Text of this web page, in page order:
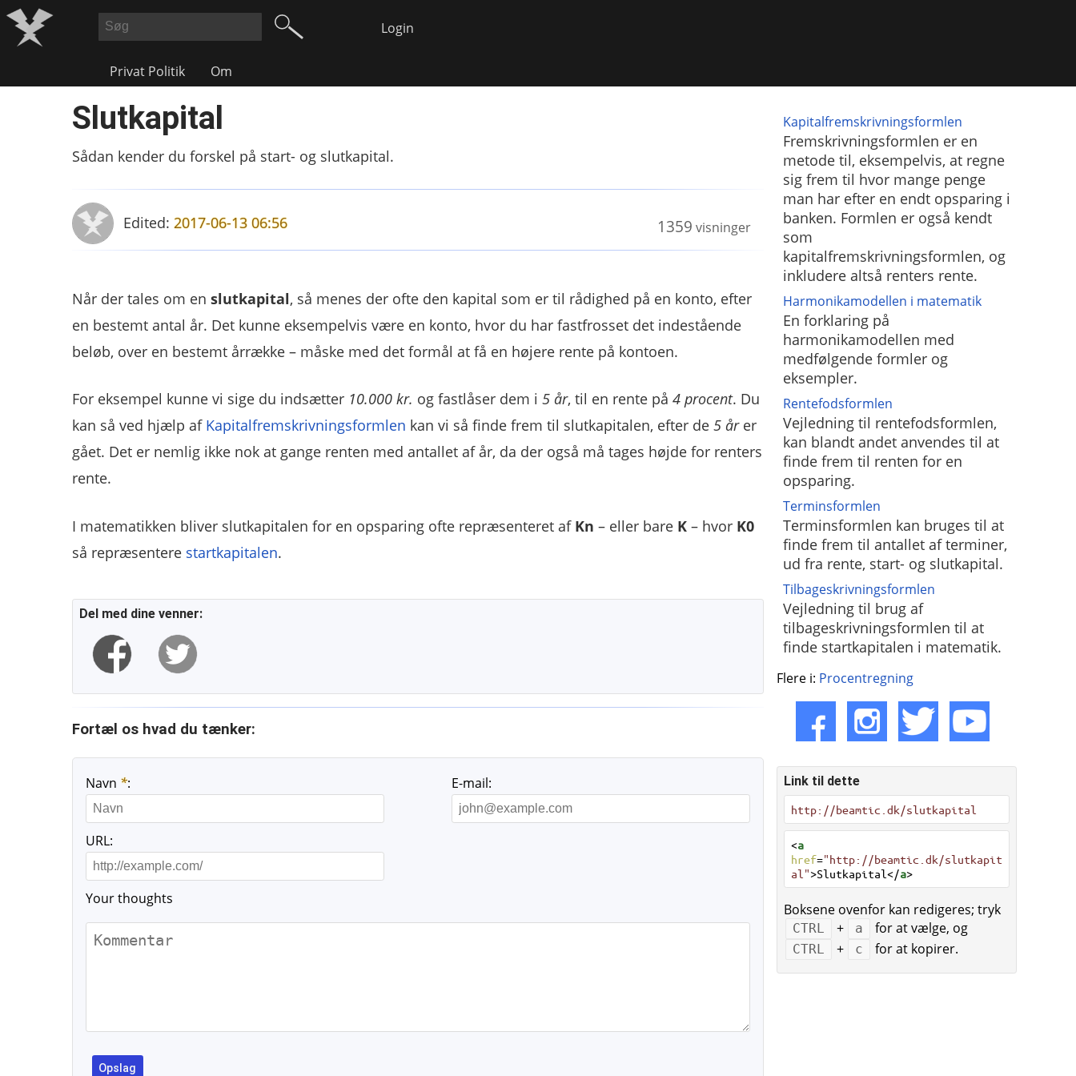
Login
Privat Politik Om
Slutkapital
Sådan kender du forskel på start- og slutkapital.
1359 visninger
Edited: 2017-06-13 06:56
Når der tales om en slutkapital, så menes der ofte den kapital som er til rådighed på en konto, efter
en bestemt antal år. Det kunne eksempelvis være en konto, hvor du har fastfrosset det indestående
beløb, over en bestemt årrække – måske med det formål at få en højere rente på kontoen.
For eksempel kunne vi sige du indsætter 10.000 kr. og fastlåser dem i 5 år, til en rente på 4 procent. Du
kan så ved hjælp af Kapitalfremskrivningsformlen kan vi så finde frem til slutkapitalen, efter de 5 årer
gået. Det er nemlig ikke nok at gange renten med antallet af år, da der også må tages højde for renters
rente.
I matematikken bliver slutkapitalen for en opsparing ofte repræsenteret af Kn – eller bare K– hvor K0
så repræsentere startkapitalen.
Del med dine venner:
Fortæl os hvad du tænker:
Navn *: E-mail:
URL:
Your thoughts
Kapitalfremskrivningsformlen
Fremskrivningsformlen er en
metode til, eksempelvis, at regne
sig frem til hvor mange penge
man har efter en endt opsparing i
banken. Formlen er også kendt
som
kapitalfremskrivningsformlen, og
inkludere altså renters rente.
Harmonikamodellen i matematik
En forklaring på
harmonikamodellen med
medfølgende formler og
eksempler.
Rentefodsformlen
Vejledning til rentefodsformlen,
kan blandt andet anvendes til at
finde frem til renten for en
opsparing.
Terminsformlen
Terminsformlen kan bruges til at
finde frem til antallet af terminer,
ud fra rente, start- og slutkapital.
Tilbageskrivningsformlen
Vejledning til brug af
tilbageskrivningsformlen til at
finde startkapitalen i matematik.
Flere i: Procentregning
Link til dette
http://beamtic.dk/slutkapital
<a
href="http://beamtic.dk/slutkapit
al">Slutkapital</a>
Boksene ovenfor kan redigeres; tryk
CTRL + a for at vælge, og
CTRL + c for at kopirer.